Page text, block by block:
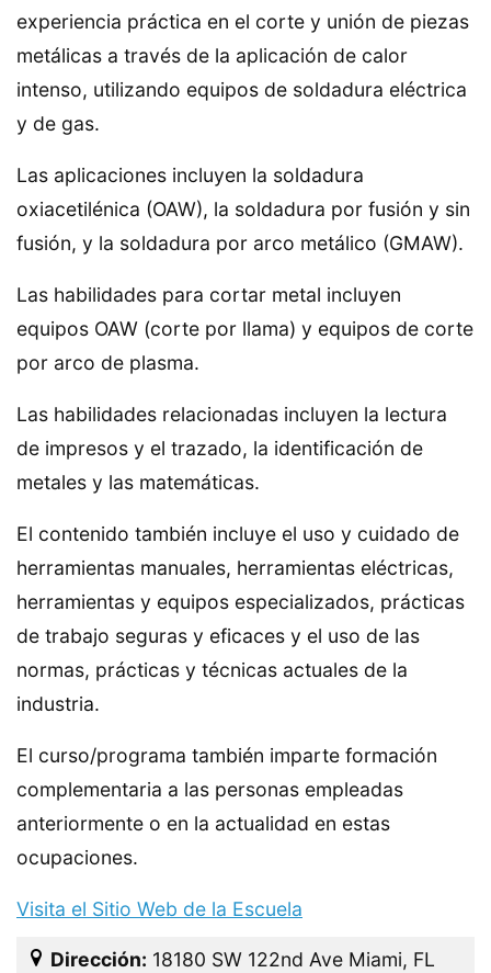
experiencia práctica en el corte y unión de piezas
metálicas a través de la aplicación de calor
intenso, utilizando equipos de soldadura eléctrica
y de gas.
Las aplicaciones incluyen la soldadura
oxiacetilénica (OAW), la soldadura por fusión y sin
fusión, y la soldadura por arco metálico (GMAW).
Las habilidades para cortar metal incluyen
equipos OAW (corte por llama) y equipos de corte
por arco de plasma.
Las habilidades relacionadas incluyen la lectura
de impresos y el trazado, la identificación de
metales y las matemáticas.
El contenido también incluye el uso y cuidado de
herramientas manuales, herramientas eléctricas,
herramientas y equipos especializados, prácticas
de trabajo seguras y eficaces y el uso de las
normas, prácticas y técnicas actuales de la
industria.
El curso/programa también imparte formación
complementaria a las personas empleadas
anteriormente o en la actualidad en estas
ocupaciones.
Visita el Sitio Web de la Escuela
Dirección: 18180 SW 122nd Ave Miami, FL